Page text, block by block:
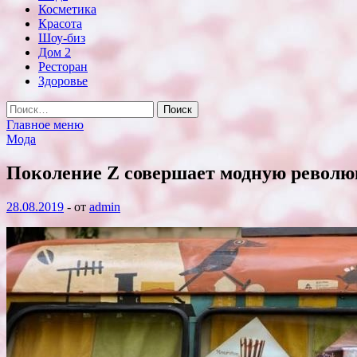
Косметика
Красота
Шоу-биз
Дом 2
Ресторан
Здоровье
Найти:
Главное меню
Мода
Поколение Z совершает модную
28.08.2019 -от admin